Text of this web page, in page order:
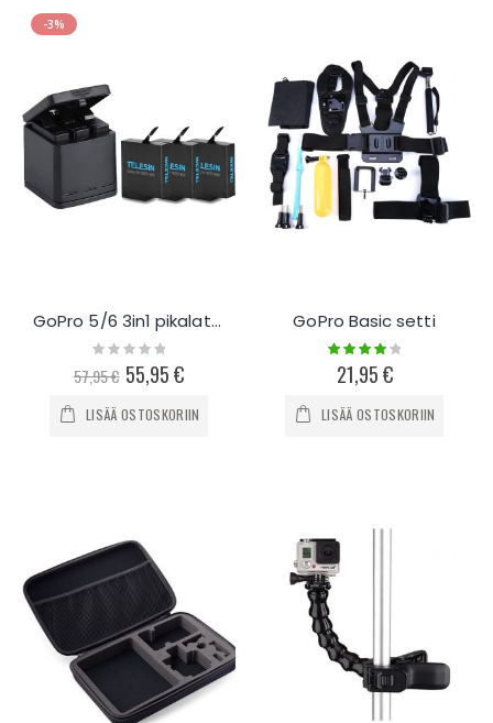
-3%
GoPro 5/6 3in1 pikalaturi + 3 akkua Telesin
Rating:
57,95 € Special
Price
55,95 €
LISÄÄ OSTOSKORIIN
GoPro Basic setti
Rating:
80%
21,95 €
LISÄÄ OSTOSKORIIN